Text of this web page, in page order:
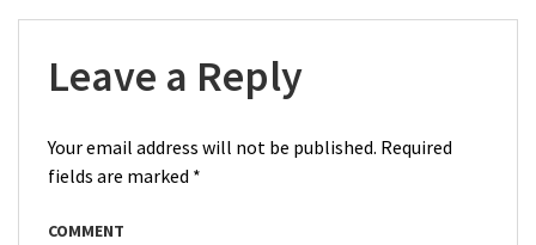
Leave a Reply
Your email address will not be published. Required
fields are marked *
COMMENT